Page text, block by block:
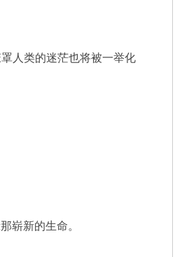
人类的迷茫也将被一举化
崭新的生命。